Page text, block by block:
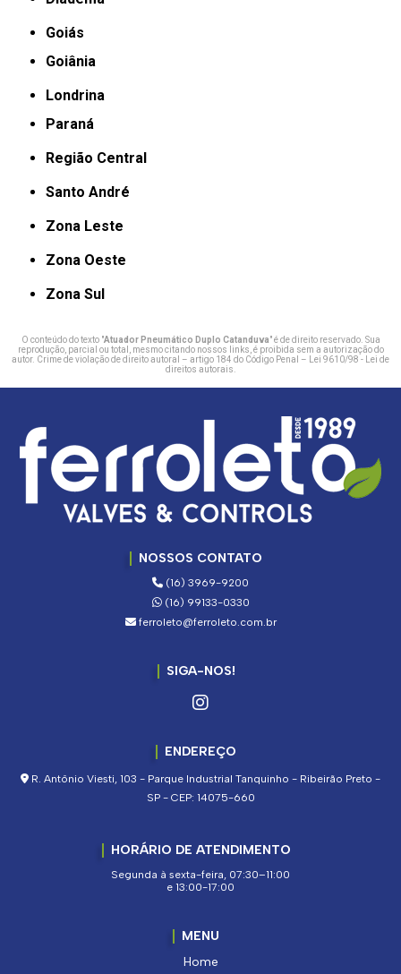
Goiás
Goiânia
Londrina
Paraná
Região Central
Santo André
Zona Leste
Zona Oeste
Zona Sul
O conteúdo do texto "Atuador Pneumático Duplo Catanduva" é de direito reservado. Sua
reprodução, parcial ou total, mesmo citando nossos links, é proibida sem a autorização do
autor. Crime de violação de direito autoral – artigo 184 do Código Penal –
Lei 9610/98 - Lei de
direitos autorais
NOSSOS CONTATO
(16) 3969-9200
(16) 99133-0330
ferroleto@ferroleto.com.br
SIGA-NOS!
ENDEREÇO
R. Antônio Viesti, 103 - Parque Industrial Tanquinho - Ribeirão Preto -
SP - CEP: 14075-660
HORÁRIO DE ATENDIMENTO
Segunda à sexta-feira, 07:30–11:00
e 13:00-17:00
MENU
Home